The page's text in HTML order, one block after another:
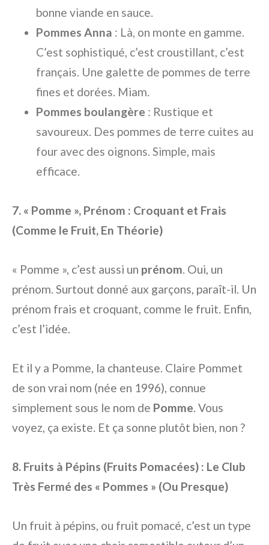
bonne viande en sauce.
Pommes Anna : Là, on monte en gamme.
C’est sophistiqué, c’est croustillant, c’est
français. Une galette de pommes de terre
fines et dorées. Miam.
Pommes boulangère : Rustique et
savoureux. Des pommes de terre cuites au
four avec des oignons. Simple, mais
efficace.
7. « Pomme », Prénom : Croquant et Frais
(Comme le Fruit, En Théorie)
« Pomme », c’est aussi un prénom. Oui, un
prénom. Surtout donné aux garçons, paraît-il. Un
prénom frais et croquant, comme le fruit. Enfin,
c’est l’idée.
Et il y a Pomme, la chanteuse. Claire Pommet
de son vrai nom (née en 1996), connue
simplement sous le nom de Pomme. Vous
voyez, ça existe. Et ça sonne plutôt bien, non ?
8. Fruits à Pépins (Fruits Pomacées) : Le Club
Très Fermé des « Pommes » (Ou Presque)
Un fruit à pépins, ou fruit pomacé, c’est un type